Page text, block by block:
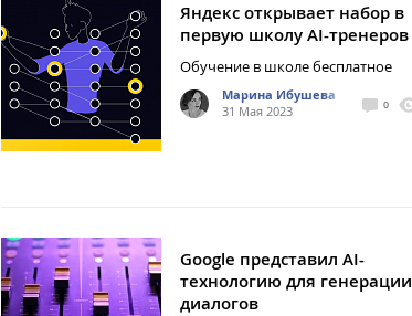
Яндекс открывает набор в
первую школу AI-тренеров
Обучение в школе бесплатное
Марина Ибушева
31 Мая 2023
0
Google представил AI-
технологию для генерации
диалогов